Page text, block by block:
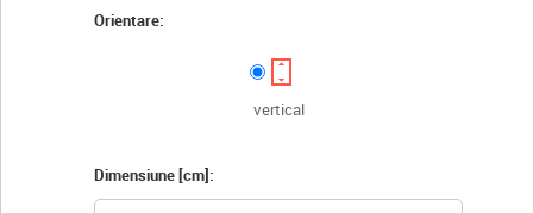
Orientare:
vertical
Dimensiune [cm]: